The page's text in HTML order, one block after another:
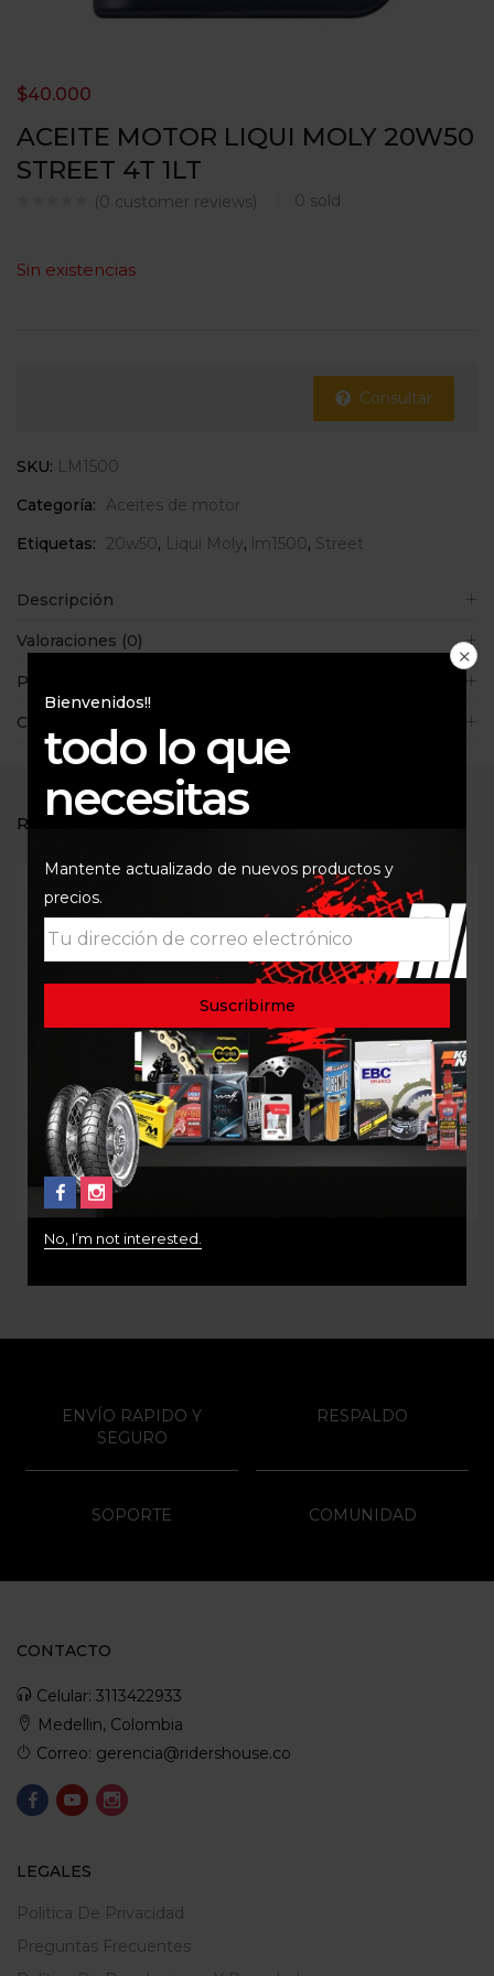
ACEITE MOTOR LIQUI MOLY 20W50
STREET 4T 1LT
(0 customer reviews) 0 sold
$40.000
Sin existencias
Consultar
SKU: LM1500
Categoría:
Aceites de motor
Etiquetas:
20w50, Liqui Moly, lm1500, Street
Descripción
Valoraciones (0)
Políticas de la tienda
Consultas
RELATED PRODUCTS
ACEITE MOTOR LIQUI
MOLY SINT RACE 5W40
$99.000
ACEITE MOTOR 15W50
WOLF RACING ESTER 1LT
Bienvenidos!!
todo lo que
necesitas
Mantente actualizado de nuevos productos y
precios.
No, I’m not interested.
ENVÍO RAPIDO Y
SEGURO
RESPALDO
SOPORTE COMUNIDAD
CONTACTO
Celular: 3113422933
Medellin, Colombia
Correo: gerencia@ridershouse.co
LEGALES
Politica De Privacidad
Preguntas Frecuentes